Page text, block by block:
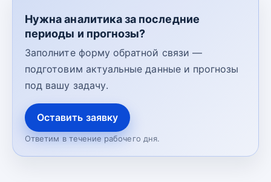
Нужна аналитика за последние
периоды и прогнозы?
Заполните форму обратной связи —
подготовим актуальные данные и прогнозы
под вашу задачу.
Оставить заявку
Ответим в течение рабочего дня.